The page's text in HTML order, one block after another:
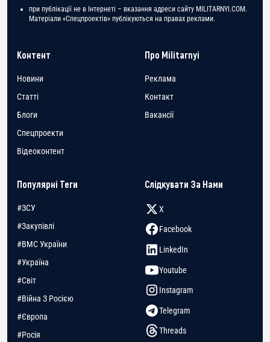
при публікації не в Інтернеті – вказання адреси сайту MILITARNYI.COM.
Матеріали «Спецпроектів» публікуються на правах реклами.
Контент
Новини
Статті
Блоги
Спецпроекти
Відеоконтент
Про Militarnyi
Реклама
Контакт
Вакансії
Популярні Теги
#ЗСУ
#Закупівлі
#ВМС України
#Україна
#Світ
#Війна З Росією
#Європа
#Росія
Слідкувати За Нами
X
Facebook
LinkedIn
Youtube
Instagram
Telegram
Threads